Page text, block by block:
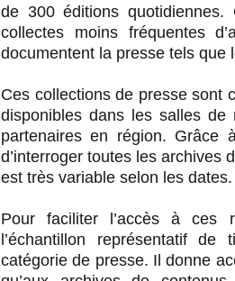
de 300 éditions
collectes moins fréquentes
documentent la presse tels que
Ces collections de presse sont
disponibles dans les salles
partenaires en région. Grâce
d’interroger toutes les archives
est très variable selon les dates.
Pour faciliter l’accès à ces
l’échantillon représentatif
catégorie de presse. Il donne